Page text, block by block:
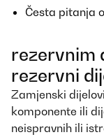
Česta pitanja o
rezervnim
rezervni
Zamjenski
komponente ili
neispravnih ili